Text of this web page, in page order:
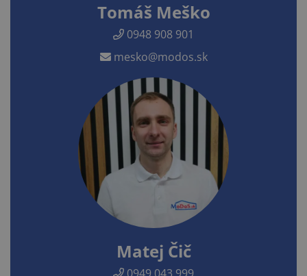
Tomáš Meško
0948 908 901
mesko@modos.sk
Matej Čič